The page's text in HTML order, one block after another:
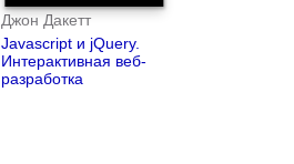
Джон Дакетт
Javascript и jQuery.
Интерактивная веб-
разработка